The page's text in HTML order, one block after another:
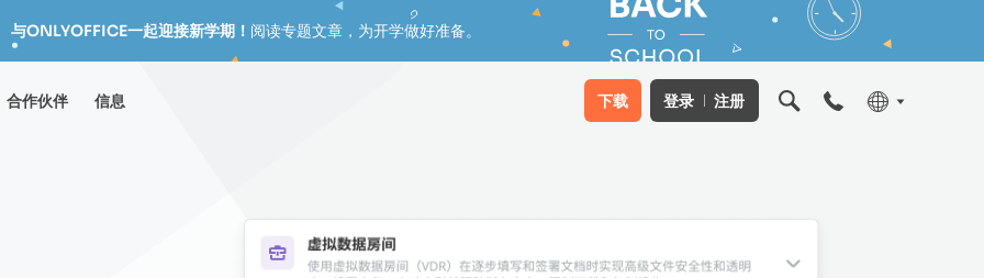
与ONLYOFFICE一起迎接新学期！ 阅读专题文章，为开学做好准备。
合作伙伴 信息 下载 登录 注册